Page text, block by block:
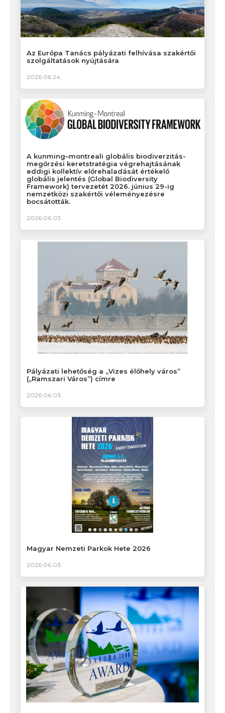
Az Európa Tanács pályázati felhívása szakértői
szolgáltatások nyújtására
2026.06.24.
A kunming–montreali globális biodiverzitás-
megőrzési keretstratégia végrehajtásának
eddigi kollektív előrehaladását értékelő
globális jelentés (Global Biodiversity
Framework) tervezetét 2026. június 29-ig
nemzetközi szakértői véleményezésre
bocsátották.
2026.06.03.
Pályázati lehetőség a „Vizes élőhely város”
(„Ramszari Város”) címre
2026.06.03.
Magyar Nemzeti Parkok Hete 2026
2026.06.03.